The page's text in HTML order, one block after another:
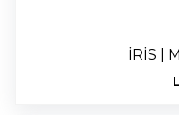
İRİS |